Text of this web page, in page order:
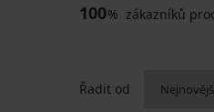
100% zákazníků
Řadit od